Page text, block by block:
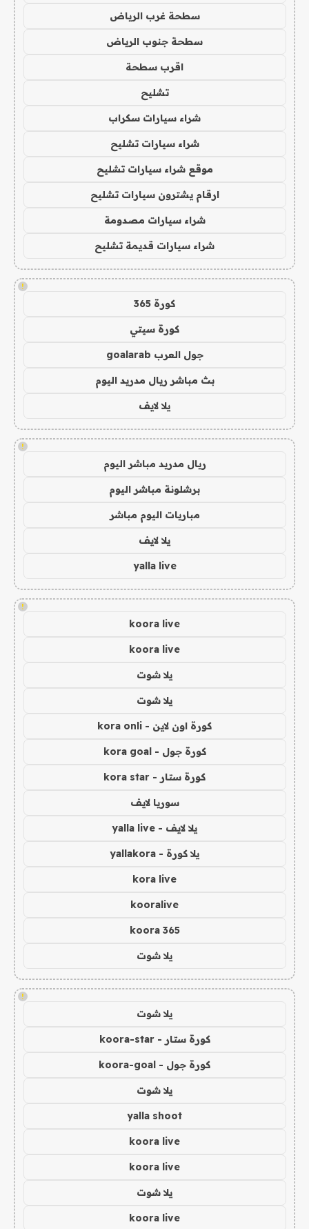
سطحة غرب الرياض
سطحة جنوب الرياض
اقرب سطحة
تشليح
شراء سيارات سكراب
شراء سيارات تشليح
موقع شراء سيارات تشليح
ارقام يشترون سيارات تشليح
شراء سيارات مصدومة
شراء سيارات قديمة تشليح
!
كورة 365
كورة سيتي
جول العرب goalarab
بث مباشر ريال مدريد اليوم
يلا لايف
!
ريال مدريد مباشر اليوم
برشلونة مباشر اليوم
مباريات اليوم مباشر
يلا لايف
yalla live
!
koora live
koora live
يلا شوت
يلا شوت
كورة اون لاين - kora onli
كورة جول - kora goal
كورة ستار - kora star
سوريا لايف
يلا لايف - yalla live
يلا كورة - yallakora
kora live
kooralive
koora 365
يلا شوت
!
يلا شوت
كورة ستار - koora-star
كورة جول - koora-goal
يلا شوت
yalla shoot
koora live
koora live
يلا شوت
koora live